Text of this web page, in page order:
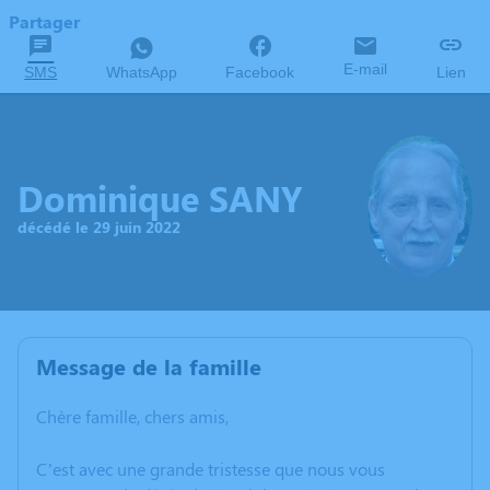
Partager
SMS WhatsApp Facebook E-mail Lien
Dominique SANY
décédé le 29 juin 2022
Message de la famille
Chère famille, chers amis,
C’est avec une grande tristesse que nous vous